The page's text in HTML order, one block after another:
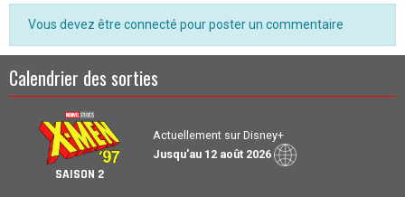
Vous devez être connecté pour poster un commentaire
Calendrier des sorties
SAISON 2
Actuellement sur Disney+
Jusqu'au 12 août 2026